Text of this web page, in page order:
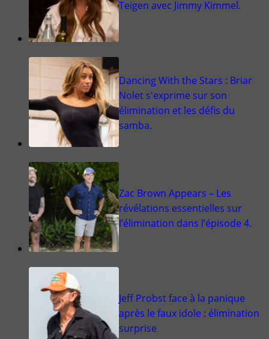
Teigen avec Jimmy Kimmel.
Dancing With the Stars : Briar
Nolet s'exprime sur son
élimination et les défis du
samba.
Zac Brown Appears – Les
révélations essentielles sur
l’élimination dans l’épisode 4.
Jeff Probst face à la panique
après le faux idole : élimination
surprise